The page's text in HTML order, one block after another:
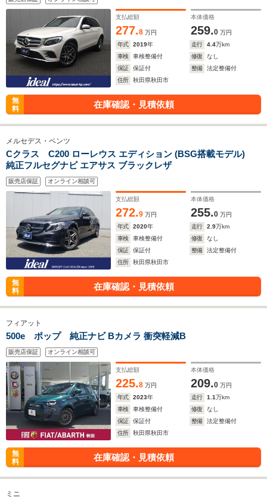
支払総額
277.8 万円
本体価格
259.0 万円
年式
2019年 走行 4.4万km
車検
車検整備付 修復
なし
保証
保証付 整備
法定整備付
住所
秋田県秋田市
無
料
在庫確認・見積依頼
メルセデス・ベンツ
Cクラス C200 ローレウス エディション (BSG搭載モデル)
純正フルセグナビ エアサス ブラックレザ
販売店保証 オンライン相談可
支払総額
272.9 万円
本体価格
255.0 万円
年式
2020年 走行 2.9万km
車検
車検整備付 修復
なし
保証
保証付 整備
法定整備付
住所
秋田県秋田市
無
料
在庫確認・見積依頼
フィアット
500e ポップ 純正ナビ Bカメラ 衝突軽減B
販売店保証 オンライン相談可
支払総額
225.8 万円
本体価格
209.0 万円
年式
2023年 走行 1.1万km
車検
車検整備付 修復
なし
保証
保証付 整備
法定整備付
住所
秋田県秋田市
無
料
在庫確認・見積依頼
ミニ